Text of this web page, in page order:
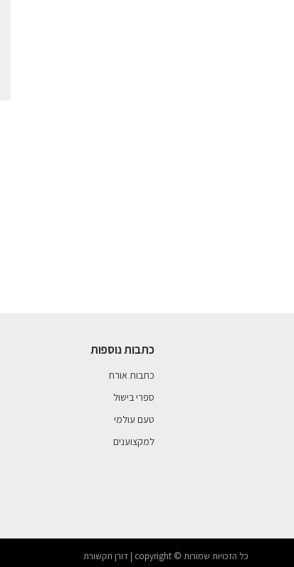
כתבות נוספות
כתבות אורח
ספרי בישול
טעם עולמי
למקצוענים
כל הזכויות שמורות © copyright | דורן תקשורת